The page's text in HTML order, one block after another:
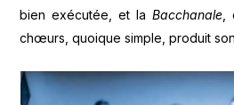
bien exécutée, et laBacchanale
chœurs, quoique simple, produit